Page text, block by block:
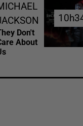
Don't
About